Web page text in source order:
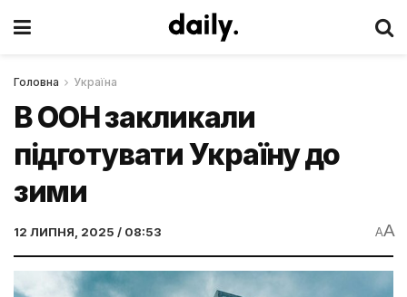
Головна Україна
В ООН закликали
підготувати Україну до
зими
12 ЛИПНЯ, 2025 / 08:53 AA